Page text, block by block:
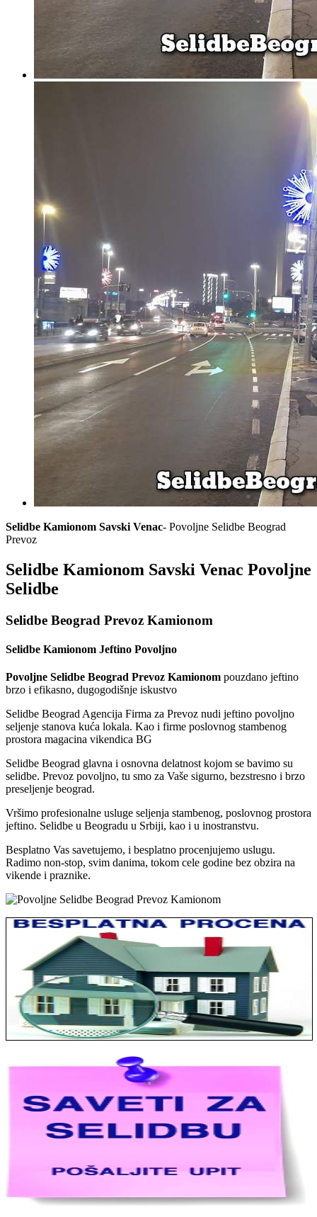
Selidbe Kamionom Savski Venac- Povoljne Selidbe Beograd
Prevoz
Selidbe Kamionom Savski Venac Povoljne
Selidbe
Selidbe Beograd Prevoz Kamionom
Selidbe Kamionom Jeftino Povoljno
Povoljne Selidbe Beograd Prevoz Kamionom pouzdano jeftino
brzo i efikasno, dugogodišnje iskustvo
Selidbe Beograd Agencija Firma za Prevoz nudi jeftino povoljno
seljenje stanova kuća lokala. Kao i firme poslovnog stambenog
prostora magacina vikendica BG
Selidbe Beograd glavna i osnovna delatnost kojom se bavimo su
selidbe. Prevoz povoljno, tu smo za Vaše sigurno, bezstresno i brzo
preseljenje beograd.
Vršimo profesionalne usluge seljenja stambenog, poslovnog prostora
jeftino. Selidbe u Beogradu u Srbiji, kao i u inostranstvu.
Besplatno Vas savetujemo, i besplatno procenjujemo uslugu.
Radimo non-stop, svim danima, tokom cele godine bez obzira na
vikende i praznike.
Jelena sa Čukarice: Mogu da pohvalim sve radnike u firmi jer su
stvarno profesionalni. Iselili su moje stvari veoma pažljivo